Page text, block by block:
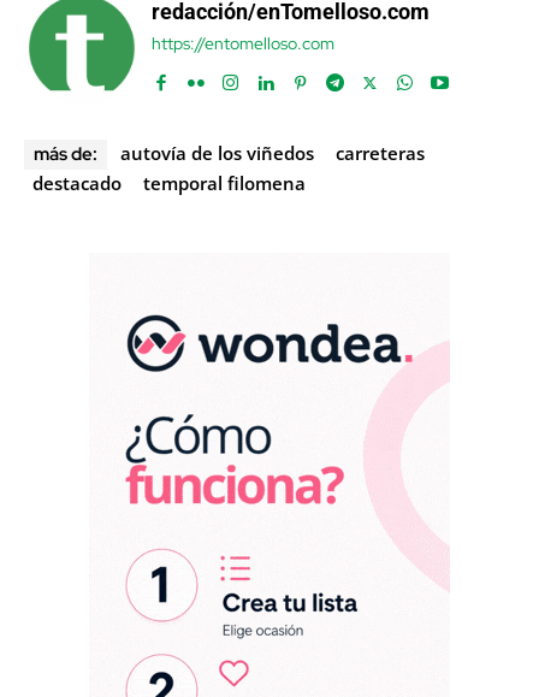
redacción/enTomelloso.com
https://entomelloso.com
más de: autovía de los viñedos
carreteras
destacado
temporal filomena